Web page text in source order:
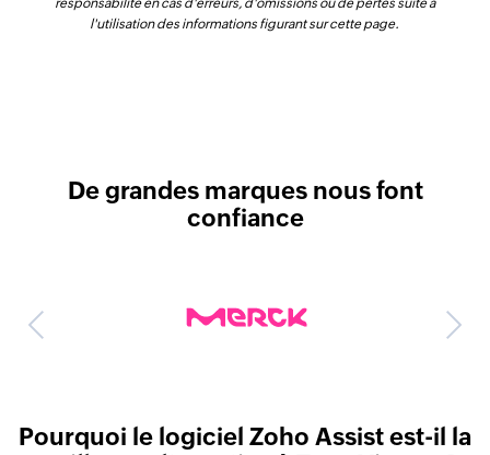
responsabilité en cas d'erreurs, d'omissions ou de pertes suite à
l'utilisation des informations figurant sur cette page.
De grandes marques nous font
confiance
Previous Next
Pourquoi le logiciel Zoho Assist est-il la